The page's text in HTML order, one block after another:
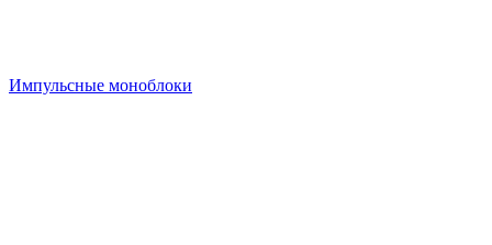
Импульсные моноблоки